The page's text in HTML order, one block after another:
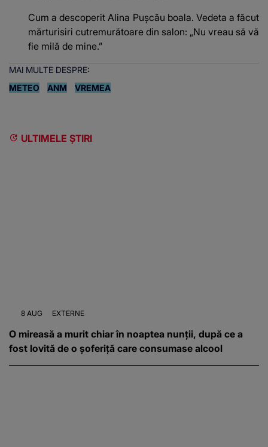
Cum a descoperit Alina Pușcău boala. Vedeta a făcut
mărturisiri cutremurătoare din salon: „Nu vreau să vă
fie milă de mine.”
MAI MULTE DESPRE:
METEO
ANM VREMEA
ULTIMELE ȘTIRI
8 AUG EXTERNE
O mireasă a murit chiar în noaptea nunții, după ce a
fost lovită de o șoferiță care consumase alcool